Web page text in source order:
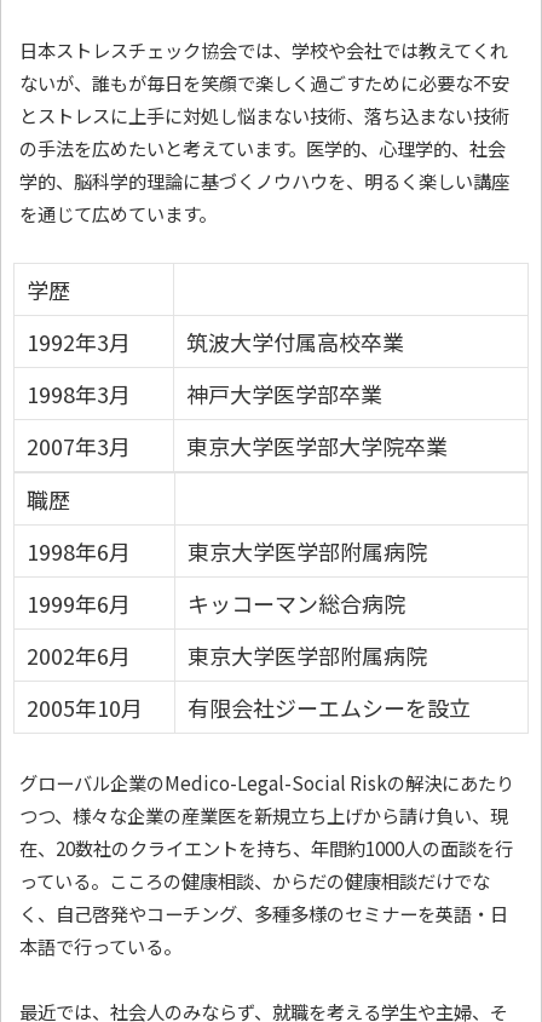
日本ストレスチェック協会では、学校や会社では教えてくれ
ないが、誰もが毎日を笑顔で楽しく過ごすために必要な不安
とストレスに上手に対処し悩まない技術、落ち込まない技術
の手法を広めたいと考えています。医学的、心理学的、社会
学的、脳科学的理論に基づくノウハウを、明るく楽しい講座
を通じて広めています。
学歴
1992年3月
筑波大学付属高校卒業
1998年3月
神戸大学医学部卒業
2007年3月
東京大学医学部大学院卒業
職歴
1998年6月
東京大学医学部附属病院
1999年6月
キッコーマン総合病院
2002年6月
東京大学医学部附属病院
2005年10月
有限会社ジーエムシーを設立
グローバル企業のMedico-Legal-Social Riskの解決にあたり
つつ、様々な企業の産業医を新規立ち上げから請け負い、現
在、20数社のクライエントを持ち、年間約1000人の面談を行
っている。こころの健康相談、からだの健康相談だけでな
く、自己啓発やコーチング、多種多様のセミナーを英語・日
本語で行っている。
最近では、社会人のみならず、就職を考える学生や主婦、そ